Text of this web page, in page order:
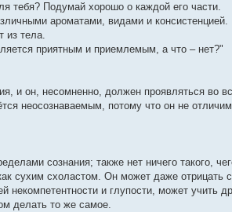
тебя? Подумай хорошо о каждой его части.
ароматами, видами и консистенцией.
из тела.
приятным и приемлемым, а что – нет?"
он, несомненно, должен проявляться во
неосознаваемым, потому что он не
сознания; также нет ничего такого,
сухим схоластом. Он может даже отрицать
некомпетентности и глупости, может учить
делать то же самое.